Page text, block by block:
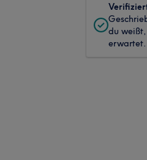
du
erwartet.